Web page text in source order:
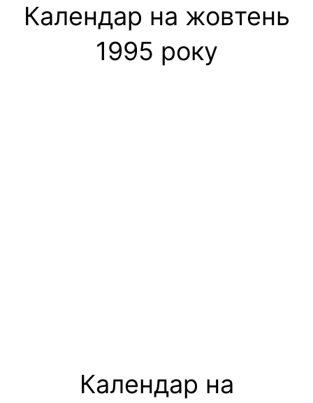
Календар на жовтень
1995 року
Календар на